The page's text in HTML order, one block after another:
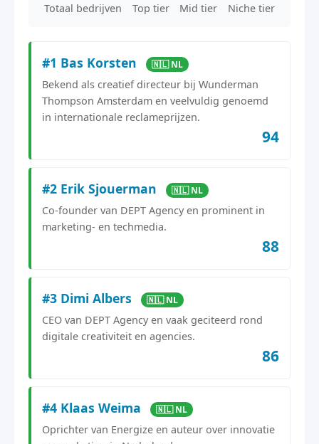
Totaal bedrijven Top tier Mid tier Niche tier
#1 Bas Korsten 🇳🇱 NL
Bekend als creatief directeur bij Wunderman
Thompson Amsterdam en veelvuldig genoemd
in internationale reclameprijzen.
94
#2 Erik Sjouerman 🇳🇱 NL
Co-founder van DEPT Agency en prominent in
marketing- en techmedia.
88
#3 Dimi Albers 🇳🇱 NL
CEO van DEPT Agency en vaak geciteerd rond
digitale creativiteit en agencies.
86
#4 Klaas Weima 🇳🇱 NL
Oprichter van Energize en auteur over innovatie